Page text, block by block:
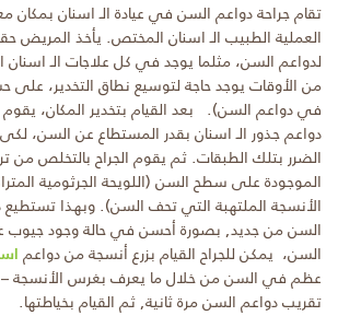
تقام جراحة دواعم السن في عيادة الـ اسنان بمكان
العملية الطبيب الـ اسنان المختص. يأخذ المريض
لدواعم السن، مثلما يوجد في كل علاجات الـ اسنان
من الأوقات يوجد حاجة لتوسيع نطاق التخدير، على
في دواعم السن).
بعد القيام بتخدير المكان، يقوم
دواعم جذور الـ اسنان بقدر المستطاع عن السن،
الضرر بتلك الطبقات. ثم يقوم الجراح بالتخلص من
الموجودة على سطح السن (اللويحة الجرثومية
الأنسجة الملتهبة التي تحف السن). وبهذا
السن من جديد, بصورة أحسن في حالة وجود جيوب
السن، يمكن للجراح القيام بزرع أنسجة من دواعم
عظم في السن من خلال ما يعرف بغرس الأنسجة –
تقريب دواعم السن مرة ثانية, ثم القيام بخياطتها.